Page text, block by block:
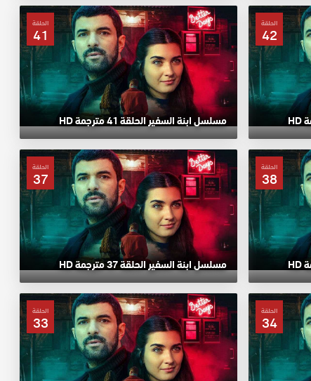
الحلقة
42
الحلقة
41
مسلسل ابنة السفير الحلقة 41 مترجمة HD
الحلقة
38
الحلقة
37
مسلسل ابنة السفير الحلقة 37 مترجمة HD
الحلقة
34
الحلقة
33